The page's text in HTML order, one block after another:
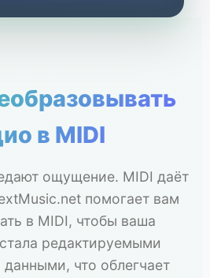
в MIDI
ощущение. MIDI даёт
помогает вам
в MIDI, чтобы ваша
редактируемыми
что облегчает